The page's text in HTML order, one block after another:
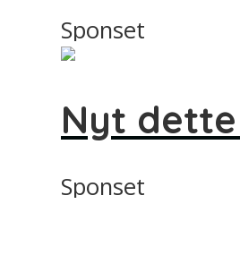
Sponset
Nyt
Sponset